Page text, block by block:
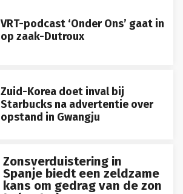
VRT-podcast ‘Onder Ons’ gaat in
op zaak-Dutroux
Zuid-Korea doet inval bij
Starbucks na advertentie over
opstand in Gwangju
Zonsverduistering in
Spanje biedt een zeldzame
kans om gedrag van de zon